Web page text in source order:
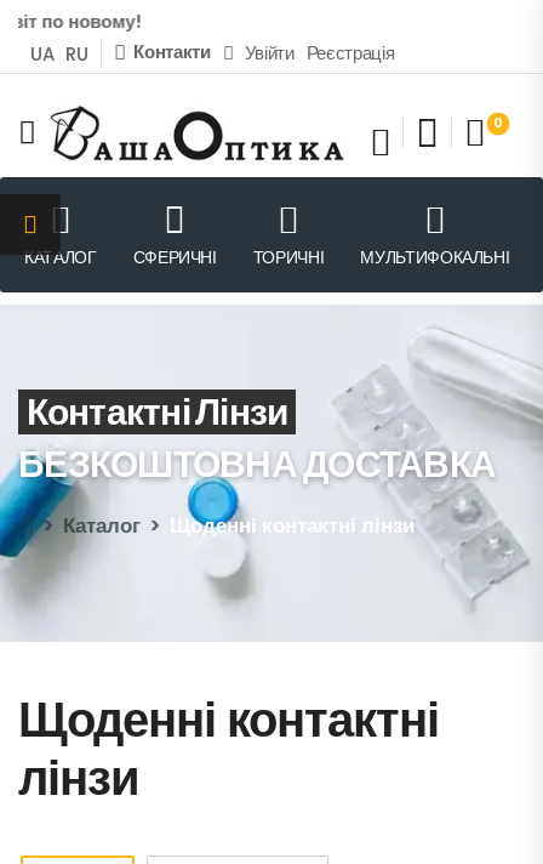
по новому!
UA RU Контакти Увійти Реєстрація
0
КАТАЛОГ СФЕРИЧНІ ТОРИЧНІ МУЛЬТИФОКАЛЬНІ
Контактні Лінзи
БЕЗКОШТОВНА ДОСТАВКА
> Каталог > Щоденні контактні лінзи
Щоденні контактні
лінзи